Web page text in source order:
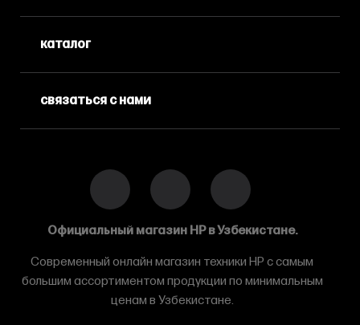
каталог
связаться с нами
Официальный магазин HP в Узбекистане.
Современный онлайн магазин техники HP с самым
большим ассортиментом продукции по минимальным
ценам в Узбекистане.